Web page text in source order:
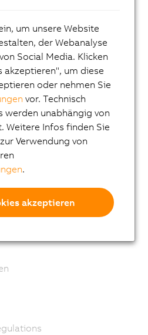
um unsere Website
der Webanalyse
Social Media. Klicken
akzeptieren", um diese
oder nehmen Sie
vor. Technisch
werden unabhängig von
Weitere Infos finden Sie
Verwendung von
.
akzeptieren